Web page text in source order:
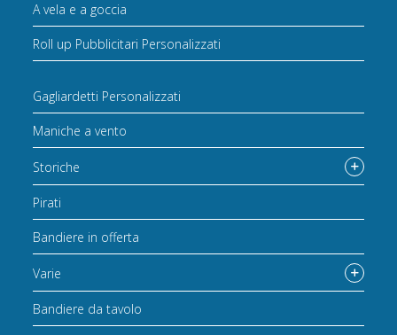
A vela e a goccia
Roll up Pubblicitari Personalizzati
Gagliardetti Personalizzati
Maniche a vento
Storiche
Pirati
Bandiere in offerta
Varie
Bandiere da tavolo